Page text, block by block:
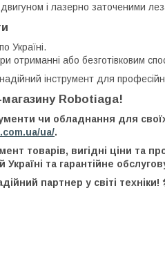
і лазерно заточеними
Україні.
отриманні або безготівковим
інструмент для
Robotiaga!
чи обладнання для
ua/.
товарів, вигідні ціни та
та гарантійне
партнер у світі техніки!